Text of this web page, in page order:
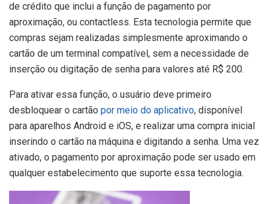
de crédito que inclui a função de pagamento por
aproximação, ou contactless. Esta tecnologia permite que
compras sejam realizadas simplesmente aproximando o
cartão de um terminal compatível, sem a necessidade de
inserção ou digitação de senha para valores até R$ 200.
Para ativar essa função, o usuário deve primeiro
desbloquear o cartão por meio do aplicativo, disponível
para aparelhos Android e iOS, e realizar uma compra inicial
inserindo o cartão na máquina e digitando a senha. Uma vez
ativado, o pagamento por aproximação pode ser usado em
qualquer estabelecimento que suporte essa tecnologia.